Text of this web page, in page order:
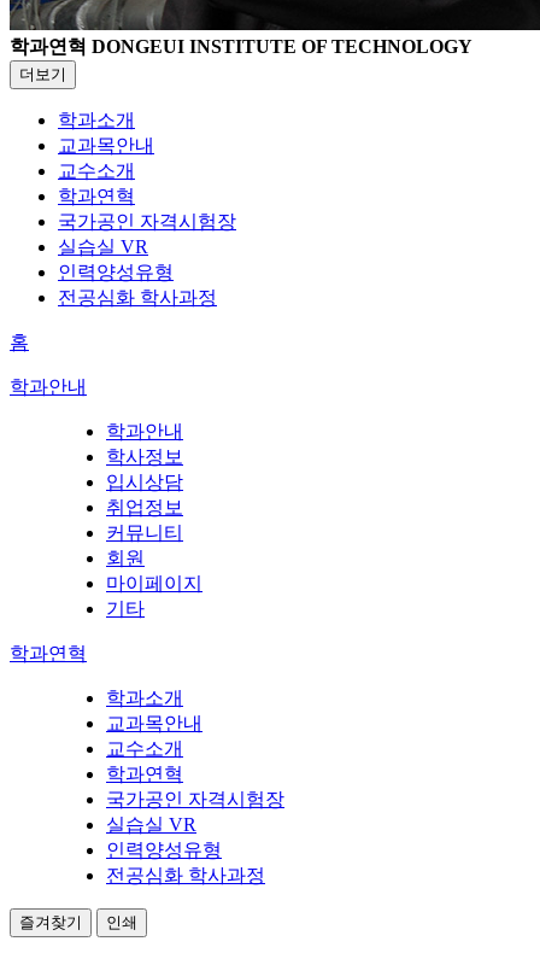
학과연혁 DONGEUI INSTITUTE OF TECHNOLOGY
더보기
학과소개
교과목안내
교수소개
학과연혁
국가공인 자격시험장
실습실 VR
인력양성유형
전공심화 학사과정
홈
학과안내
학과안내
학사정보
입시상담
취업정보
커뮤니티
회원
마이페이지
기타
학과연혁
학과소개
교과목안내
교수소개
학과연혁
국가공인 자격시험장
실습실 VR
인력양성유형
전공심화 학사과정
즐겨찾기 인쇄